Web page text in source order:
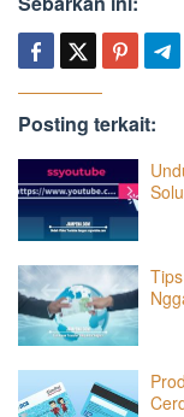
Posting terkait: